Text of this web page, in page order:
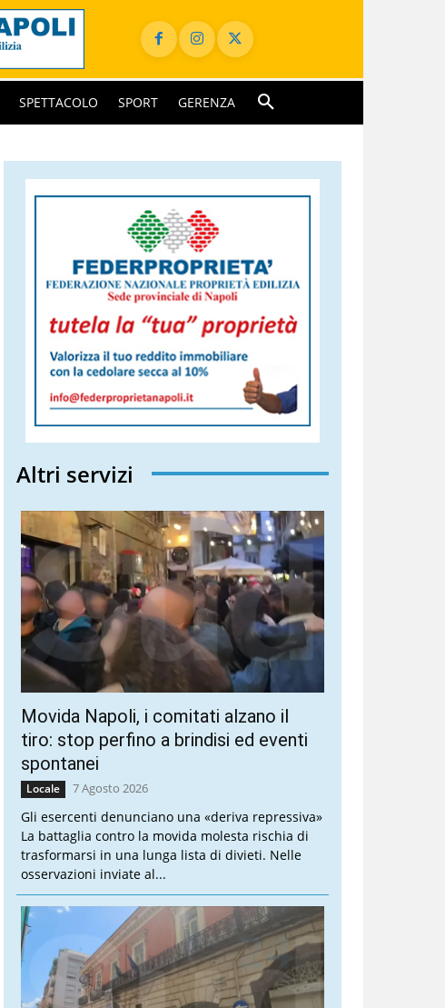
SPETTACOLO SPORT GERENZA
Altri servizi
Movida Napoli, i comitati alzano il
tiro: stop perfino a brindisi ed eventi
spontanei
Locale 7 Agosto 2026
Gli esercenti denunciano una «deriva repressiva»
La battaglia contro la movida molesta rischia di
trasformarsi in una lunga lista di divieti. Nelle
osservazioni inviate al...